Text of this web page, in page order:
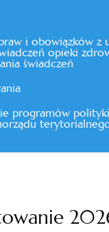
i obowiązków z
opieki
świadczeń
programów